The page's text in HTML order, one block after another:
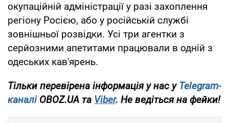
окупаційній адміністрації у разі захоплення
регіону Росією, або у російській службі
зовнішньої розвідки. Усі три агентки з
серйозними апетитами працювали в одній з
одеських кав'ярень.
Тільки перевірена інформація у нас уTelegram-
каналіOBOZ.UA та Viber. Не ведіться на фейки!